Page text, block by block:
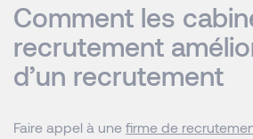
Comment les
recrutement
d’un recrutement
Faire appel à une firme de